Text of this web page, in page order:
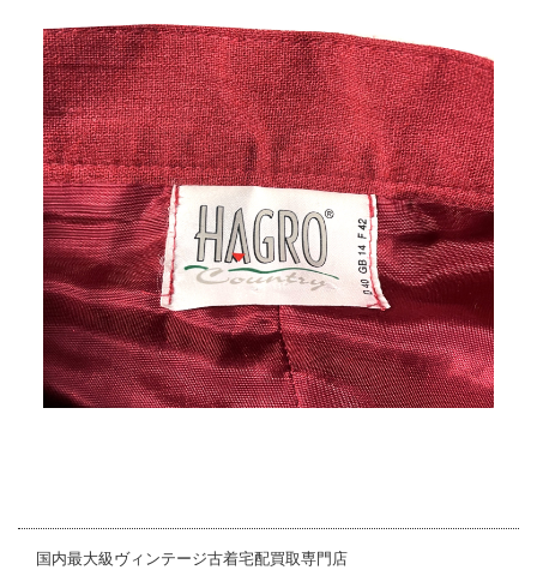
国内最大級ヴィンテージ古着宅配買取専門店